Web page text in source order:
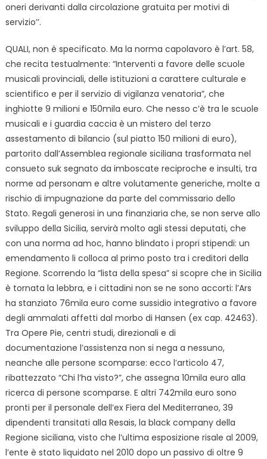
oneri derivanti dalla circolazione gratuita per motivi di
servizio’’.
QUALI, non è specificato. Ma la norma capolavoro è l’art. 58,
che recita testualmente: “Interventi a favore delle scuole
musicali provinciali, delle istituzioni a carattere culturale e
scientifico e per il servizio di vigilanza venatoria”, che
inghiotte 9 milioni e 150mila euro. Che nesso c’è tra le scuole
musicali e i guardia caccia è un mistero del terzo
assestamento di bilancio (sul piatto 150 milioni di euro),
partorito dall’Assemblea regionale siciliana trasformata nel
consueto suk segnato da imboscate reciproche e insulti, tra
norme ad personam e altre volutamente generiche, molte a
rischio di impugnazione da parte del commissario dello
Stato. Regali generosi in una finanziaria che, se non serve allo
sviluppo della Sicilia, servirà molto agli stessi deputati, che
con una norma ad hoc, hanno blindato i propri stipendi: un
emendamento li colloca al primo posto tra i creditori della
Regione. Scorrendo la “lista della spesa” si scopre che in Sicilia
è tornata la lebbra, e i cittadini non se ne sono accorti: l’Ars
ha stanziato 76mila euro come sussidio integrativo a favore
degli ammalati affetti dal morbo di Hansen (ex cap. 42463).
Tra Opere Pie, centri studi, direzionali e di
documentazione l’assistenza non si nega a nessuno,
neanche alle persone scomparse: ecco l’articolo 47,
ribattezzato “Chi l’ha visto?”, che assegna 10mila euro alla
ricerca di persone scomparse. E altri 742mila euro sono
pronti per il personale dell’ex Fiera del Mediterraneo, 39
dipendenti transitati alla Resais, la black company della
Regione siciliana, visto che l’ultima esposizione risale al 2009,
l’ente è stato liquidato nel 2010 dopo un passivo di oltre 9